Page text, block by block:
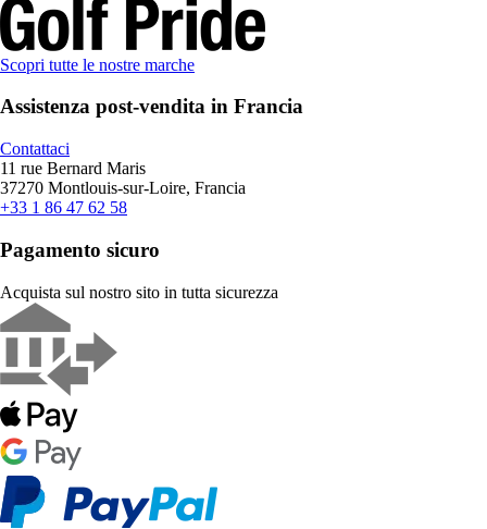
Scopri tutte le nostre marche
Assistenza post-vendita in Francia
Contattaci
11 rue Bernard Maris
37270 Montlouis-sur-Loire, Francia
+33 1 86 47 62 58
Pagamento sicuro
Acquista sul nostro sito in tutta sicurezza